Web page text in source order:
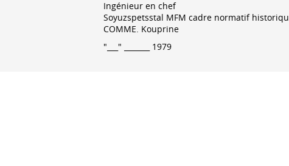
Ingénieur en chef
Soyuzspetsstal MFM cadre normatif
COMME. Kouprine
"___" _______ 1979